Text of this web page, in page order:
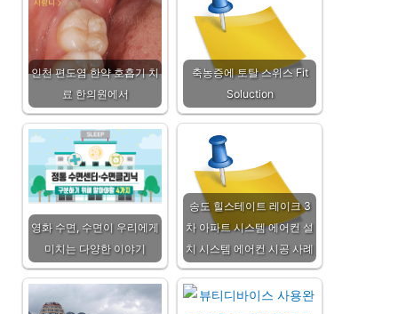
인천 편도염 한약 호흡기 치
료 한의원에서
축농증에 토탈 스위스 Fit
Soluction
영화 수면, 수면이 우리에게
미치는 다양한 이야기
송도 힐스테이트 레이크 3
차 아파트 시스템 에어컨 설
치 시스템 에어컨 시공 사례